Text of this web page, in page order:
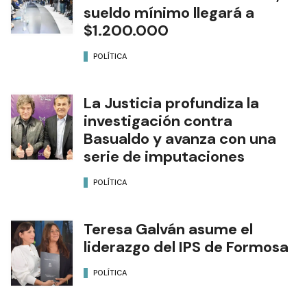
sueldo mínimo llegará a
$1.200.000
POLÍTICA
La Justicia profundiza la
investigación contra
Basualdo y avanza con una
serie de imputaciones
POLÍTICA
Teresa Galván asume el
liderazgo del IPS de Formosa
POLÍTICA